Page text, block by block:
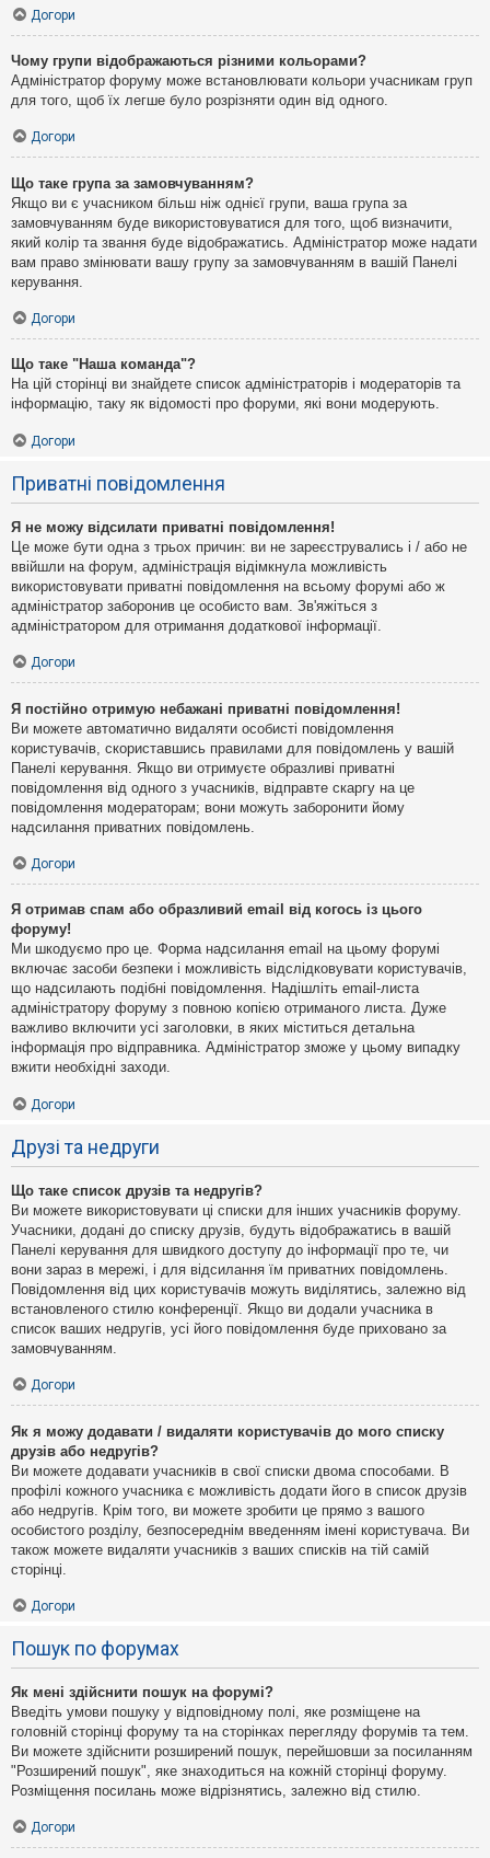
Догори
Чому групи відображаються різними кольорами?
Адміністратор форуму може встановлювати кольори учасникам груп
для того, щоб їх легше було розрізняти один від одного.
Догори
Що таке група за замовчуванням?
Якщо ви є учасником більш ніж однієї групи, ваша група за
замовчуванням буде використовуватися для того, щоб визначити,
який колір та звання буде відображатись. Адміністратор може надати
вам право змінювати вашу групу за замовчуванням в вашій Панелі
керування.
Догори
Що таке "Наша команда"?
На цій сторінці ви знайдете список адміністраторів і модераторів та
інформацію, таку як відомості про форуми, які вони модерують.
Догори
Приватні повідомлення
Я не можу відсилати приватні повідомлення!
Це може бути одна з трьох причин: ви не зареєструвались і / або не
ввійшли на форум, адміністрація відімкнула можливість
використовувати приватні повідомлення на всьому форумі або ж
адміністратор заборонив це особисто вам. Зв'яжіться з
адміністратором для отримання додаткової інформації.
Догори
Я постійно отримую небажані приватні повідомлення!
Ви можете автоматично видаляти особисті повідомлення
користувачів, скориставшись правилами для повідомлень у вашій
Панелі керування. Якщо ви отримуєте образливі приватні
повідомлення від одного з учасників, відправте скаргу на це
повідомлення модераторам; вони можуть заборонити йому
надсилання приватних повідомлень.
Догори
Я отримав спам або образливий email від когось із цього
форуму!
Ми шкодуємо про це. Форма надсилання email на цьому форумі
включає засоби безпеки і можливість відслідковувати користувачів,
що надсилають подібні повідомлення. Надішліть email-листа
адміністратору форуму з повною копією отриманого листа. Дуже
важливо включити усі заголовки, в яких міститься детальна
інформація про відправника. Адміністратор зможе у цьому випадку
вжити необхідні заходи.
Догори
Друзі та недруги
Що таке список друзів та недругів?
Ви можете використовувати ці списки для інших учасників форуму.
Учасники, додані до списку друзів, будуть відображатись в вашій
Панелі керування для швидкого доступу до інформації про те, чи
вони зараз в мережі, і для відсилання їм приватних повідомлень.
Повідомлення від цих користувачів можуть виділятись, залежно від
встановленого стилю конференції. Якщо ви додали учасника в
список ваших недругів, усі його повідомлення буде приховано за
замовчуванням.
Догори
Як я можу додавати / видаляти користувачів до мого списку
друзів або недругів?
Ви можете додавати учасників в свої списки двома способами. В
профілі кожного учасника є можливість додати його в список друзів
або недругів. Крім того, ви можете зробити це прямо з вашого
особистого розділу, безпосереднім введенням імені користувача. Ви
також можете видаляти учасників з ваших списків на тій самій
сторінці.
Догори
Пошук по форумах
Як мені здійснити пошук на форумі?
Введіть умови пошуку у відповідному полі, яке розміщене на
головній сторінці форуму та на сторінках перегляду форумів та тем.
Ви можете здійснити розширений пошук, перейшовши за посиланням
"Розширений пошук", яке знаходиться на кожній сторінці форуму.
Розміщення посилань може відрізнятись, залежно від стилю.
Догори